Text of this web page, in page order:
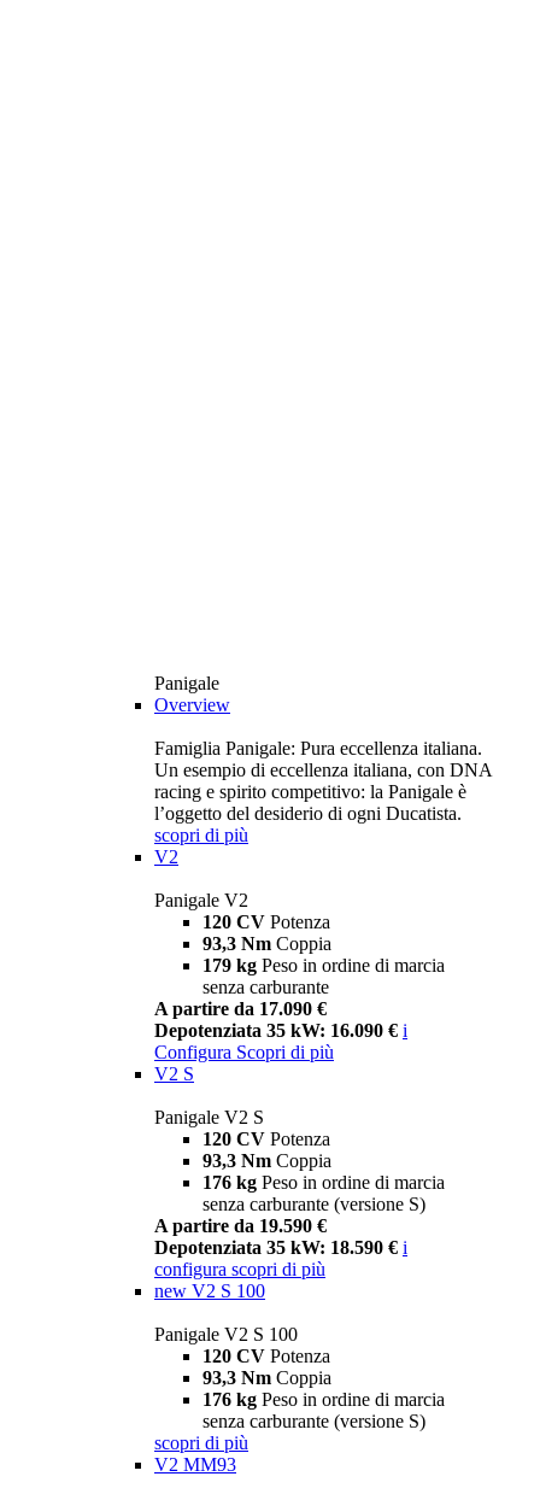
Panigale
Overview
Famiglia Panigale: Pura eccellenza italiana.
Un esempio di eccellenza italiana, con DNA
racing e spirito competitivo: la Panigale è
l’oggetto del desiderio di ogni Ducatista.
scopri di più
V2
Panigale V2
120 CV Potenza
93,3 Nm Coppia
179 kg Peso in ordine di marcia
senza carburante
A partire da 17.090 €
Depotenziata 35 kW: 16.090 € i
Configura Scopri di più
V2 S
Panigale V2 S
120 CV Potenza
93,3 Nm Coppia
176 kg Peso in ordine di marcia
senza carburante (versione S)
A partire da 19.590 €
Depotenziata 35 kW: 18.590 € i
configura scopri di più
new V2 S 100
Panigale V2 S 100
120 CV Potenza
93,3 Nm Coppia
176 kg Peso in ordine di marcia
senza carburante (versione S)
scopri di più
V2 MM93